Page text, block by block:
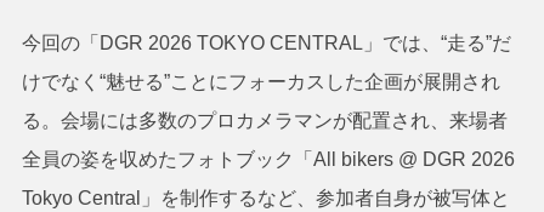
今回の「DGR 2026 TOKYO CENTRAL」では、“走る”だ
けでなく“魅せる”ことにフォーカスした企画が展開され
る。会場には多数のプロカメラマンが配置され、来場者
全員の姿を収めたフォトブック「All bikers @ DGR 2026
Tokyo Central」を制作するなど、参加者自身が被写体と